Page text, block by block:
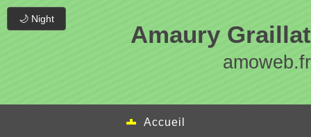
🌙 Night
Amaury Graillat
amoweb.fr
Accueil